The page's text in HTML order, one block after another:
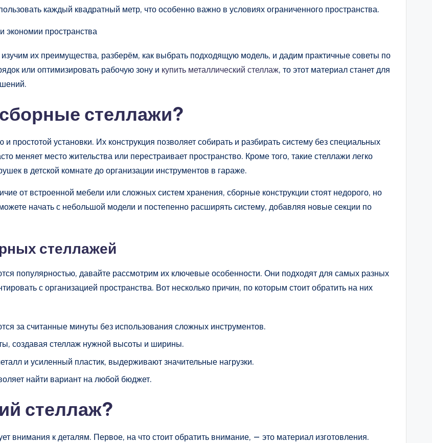
каждый квадратный метр, что особенно важно в условиях ограниченного пространства.
их преимущества, разберём, как выбрать подходящую модель, и дадим практичные советы по
или оптимизировать рабочую зону и купить металлический стеллаж, то этот материал станет для
стеллажи?
простотой установки. Их конструкция позволяет собирать и разбирать систему без специальных
меняет место жительства или перестраивает пространство. Кроме того, такие стеллажи легко
в детской комнате до организации инструментов в гараже.
от встроенной мебели или сложных систем хранения, сборные конструкции стоят недорого, но
начать с небольшой модели и постепенно расширять систему, добавляя новые секции по
стеллажей
популярностью, давайте рассмотрим их ключевые особенности. Они подходят для самых разных
с организацией пространства. Вот несколько причин, по которым стоит обратить на них
за считанные минуты без использования сложных инструментов.
создавая стеллаж нужной высоты и ширины.
и усиленный пластик, выдерживают значительные нагрузки.
найти вариант на любой бюджет.
стеллаж?
внимания к деталям. Первое, на что стоит обратить внимание, — это материал изготовления.